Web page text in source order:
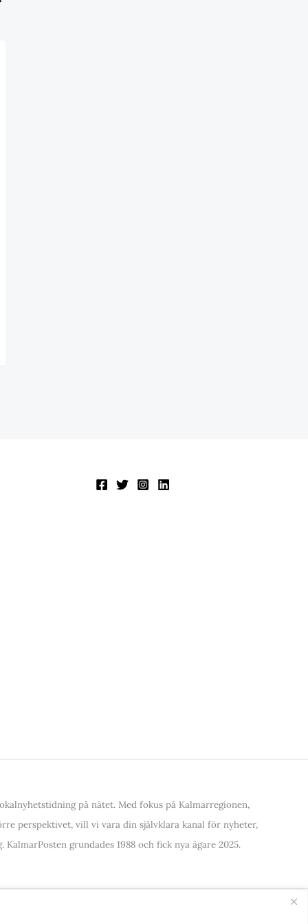
på nätet. Med fokus på Kalmarregionen,
perspektivet, vill vi vara din självklara kanal för nyheter,
KalmarPosten grundades 1988 och fick nya ägare 2025.